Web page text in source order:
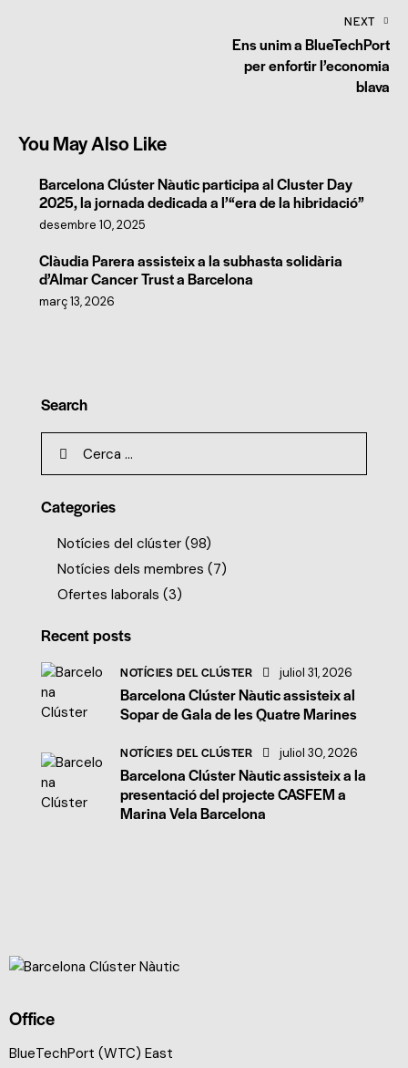
NEXT
Ens unim a BlueTechPort
per enfortir l’economia
blava
You May Also Like
Barcelona Clúster Nàutic participa al Cluster Day
2025, la jornada dedicada a l’“era de la hibridació”
desembre 10, 2025
Clàudia Parera assisteix a la subhasta solidària
d’Almar Cancer Trust a Barcelona
març 13, 2026
Search
Categories
Notícies del clúster (98)
Notícies dels membres (7)
Ofertes laborals (3)
Recent posts
NOTÍCIES DEL CLÚSTER juliol 31, 2026
Barcelona Clúster Nàutic assisteix al
Sopar de Gala de les Quatre Marines
NOTÍCIES DEL CLÚSTER juliol 30, 2026
Barcelona Clúster Nàutic assisteix a la
presentació del projecte CASFEM a
Marina Vela Barcelona
Office
BlueTechPort (WTC) East